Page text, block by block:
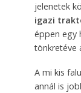
jelenetek
igazi
éppen egy
tönkretéve
A mi kis
annál is